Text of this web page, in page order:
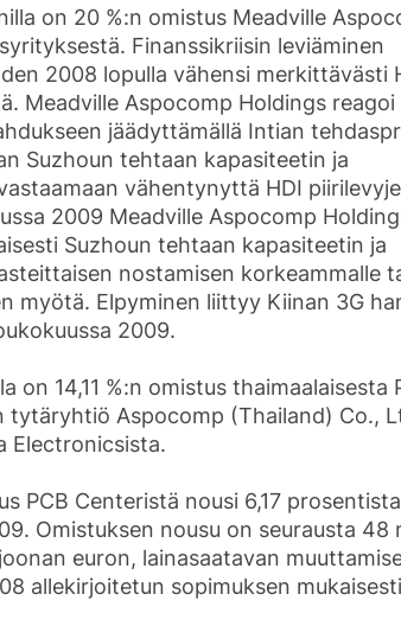
on 20 %:n omistus Meadville
Finanssikriisin leviäminen
2008 lopulla vähensi merkittävästi
Meadville Aspocomp Holdings reagoi
jäädyttämällä Intian
Suzhoun tehtaan kapasiteetin ja
vähentynyttä HDI
2009 Meadville Aspocomp
Suzhoun tehtaan kapasiteetin ja
nostamisen korkeammalle
myötä. Elpyminen liittyy Kiinan 3G
2009.
on 14,11 %:n omistus thaimaalaisesta
tytäryhtiö Aspocomp (Thailand) Co.,
Electronicsista.
PCB Centeristä nousi 6,17 prosentista
Omistuksen nousu on seurausta 48
euron, lainasaatavan
allekirjoitetun sopimuksen